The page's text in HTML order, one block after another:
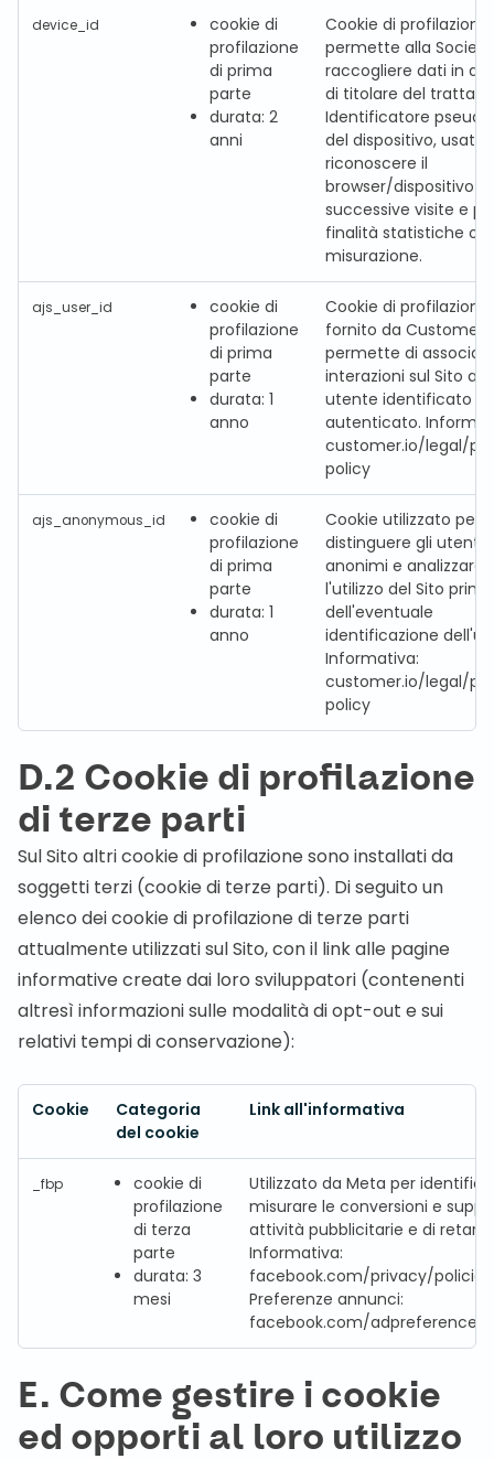
device_id
cookie di
profilazione
di prima
parte
durata: 2
anni
Cookie di
permette alla
raccogliere dati in
di titolare del
Identificatore
del dispositivo, usato
riconoscere il
browser/dispositivo
successive visite e
finalità statistiche o
misurazione.
ajs_user_id
cookie di
profilazione
di prima
parte
durata: 1
anno
Cookie di profilazione
fornito da
permette di
interazioni sul Sito a
utente identificato o
autenticato.
customer.io/legal/
policy
ajs_anonymous_id
cookie di
profilazione
di prima
parte
durata: 1
anno
Cookie utilizzato per
distinguere gli utenti
anonimi e analizzare
l'utilizzo del Sito prima
dell'eventuale
identificazione
Informativa:
customer.io/legal/
policy
D.2 Cookie di profilazione
di terze parti
Sul Sito altri cookie di profilazione sono installati da
soggetti terzi (cookie di terze parti). Di seguito un
elenco dei cookie di profilazione di terze parti
attualmente utilizzati sul Sito, con il link alle pagine
informative create dai loro sviluppatori (contenenti
altresì informazioni sulle modalità di opt-out e sui
relativi tempi di conservazione):
Cookie
Categoria
del cookie
Link all'informativa
_fbp
cookie di
profilazione
di terza
parte
durata: 3
mesi
Utilizzato da Meta per
misurare le conversioni e
attività pubblicitarie e di
Informativa:
facebook.com/privacy/
Preferenze annunci:
facebook.com/
E. Come gestire i cookie
ed opporti al loro utilizzo